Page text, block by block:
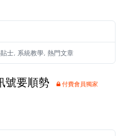
士 系統教學 熱門文章
號要順勢 付費會員獨家